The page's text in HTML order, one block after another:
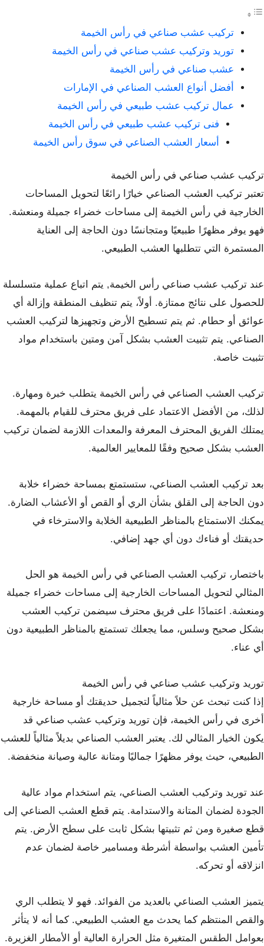
تركيب عشب صناعي في رأس الخيمة
توريد وتركيب عشب صناعي في رأس الخيمة
عشب صناعي في رأس الخيمة
أفضل أنواع العشب الصناعي في الإمارات
عمال تركيب عشب طبيعي في رأس الخيمة
فنى تركيب عشب طبيعي في رأس الخيمة
أسعار العشب الصناعي في سوق رأس الخيمة
تركيب عشب صناعي في رأس الخيمة
تعتبر تركيب العشب الصناعي خيارًا رائعًا لتحويل المساحات
الخارجية في رأس الخيمة إلى مساحات خضراء جميلة ومنعشة.
فهو يوفر مظهرًا طبيعيًا ومتجانسًا دون الحاجة إلى العناية
المستمرة التي تتطلبها العشب الطبيعي.
عند تركيب عشب صناعي رأس الخيمة, يتم اتباع عملية متسلسلة
للحصول على نتائج ممتازة. أولاً، يتم تنظيف المنطقة وإزالة أي
عوائق أو حطام. ثم يتم تسطيح الأرض وتجهيزها لتركيب العشب
الصناعي. يتم تثبيت العشب بشكل آمن ومتين باستخدام مواد
تثبيت خاصة.
تركيب العشب الصناعي في رأس الخيمة يتطلب خبرة ومهارة.
لذلك، من الأفضل الاعتماد على فريق محترف للقيام بالمهمة.
يمتلك الفريق المحترف المعرفة والمعدات اللازمة لضمان تركيب
العشب بشكل صحيح وفقًا للمعايير العالمية.
بعد تركيب العشب الصناعي، ستستمتع بمساحة خضراء خلابة
دون الحاجة إلى القلق بشأن الري أو القص أو الأعشاب الضارة.
يمكنك الاستمتاع بالمناظر الطبيعية الخلابة والاسترخاء في
حديقتك أو فناءك دون أي جهد إضافي.
باختصار، تركيب العشب الصناعي في رأس الخيمة هو الحل
المثالي لتحويل المساحات الخارجية إلى مساحات خضراء جميلة
ومنعشة. اعتمادًا على فريق محترف سيضمن تركيب العشب
بشكل صحيح وسلس، مما يجعلك تستمتع بالمناظر الطبيعية دون
أي عناء.
توريد وتركيب عشب صناعي في رأس الخيمة
إذا كنت تبحث عن حلاً مثالياً لتجميل حديقتك أو مساحة خارجية
أخرى في رأس الخيمة، فإن توريد وتركيب عشب صناعي قد
يكون الخيار المثالي لك. يعتبر العشب الصناعي بديلاً مثالياً للعشب
الطبيعي، حيث يوفر مظهرًا جماليًا ومتانة عالية وصيانة منخفضة.
عند توريد وتركيب العشب الصناعي، يتم استخدام مواد عالية
الجودة لضمان المتانة والاستدامة. يتم قطع العشب الصناعي إلى
قطع صغيرة ومن ثم تثبيتها بشكل ثابت على سطح الأرض. يتم
تأمين العشب بواسطة أشرطة ومسامير خاصة لضمان عدم
انزلاقه أو تحركه.
يتميز العشب الصناعي بالعديد من الفوائد. فهو لا يتطلب الري
والقص المنتظم كما يحدث مع العشب الطبيعي. كما أنه لا يتأثر
بعوامل الطقس المتغيرة مثل الحرارة العالية أو الأمطار الغزيرة.